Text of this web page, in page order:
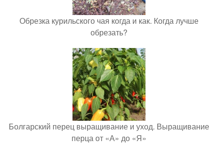
Обрезка курильского чая когда и как. Когда лучше
обрезать?
Болгарский перец выращивание и уход. Выращивание
перца от «А» до «Я»